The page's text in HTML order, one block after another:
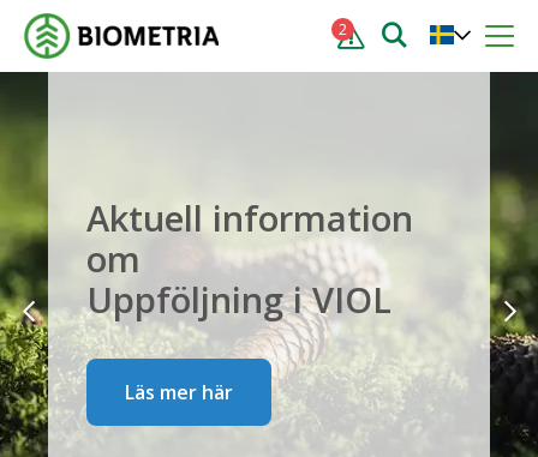
2
Aktuell information
om
Uppföljning i VIOL
Läs mer här